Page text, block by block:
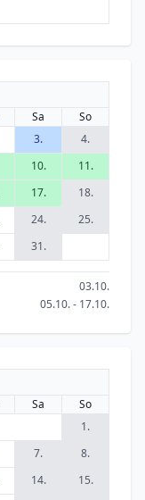
Sa
So
3.
4.
10.
11.
17.
18.
24.
25.
31.
03.10.
05.10. - 17.10.
Sa
So
1.
7.
8.
14.
15.